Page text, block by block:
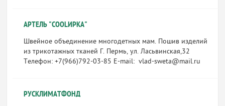
АРТЕЛЬ "COOLИРКА"
Швейное объединение многодетных мам. Пошив изделий
из трикотажных тканей Г. Пермь, ул. Ласьвинская,32
Телефон: +7(966)792-03-85 E-mail: vlad-sweta@mail.ru
РУСКЛИМАТФОНД